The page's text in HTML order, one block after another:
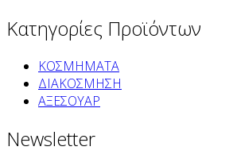
Κατηγορίες Προϊόντων
ΚΟΣΜΗΜΑΤΑ
ΔΙΑΚΟΣΜΗΣΗ
ΑΞΕΣΟΥΑΡ
Newsletter